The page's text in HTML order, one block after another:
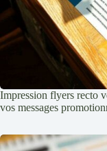
Impression flyers recto
vos messages